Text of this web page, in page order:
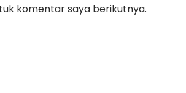
komentar saya berikutnya.